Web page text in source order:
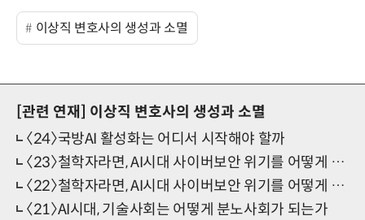
이상직 변호사의 생성과 소멸
[관련 연재]
이상직 변호사의 생성과 소멸
〈24〉국방AI 활성화는 어디서 시작해야 할까
〈23〉철학자라면, AI시대 사이버보안 위기를 어떻게 막을까 (하)
〈22〉철학자라면, AI시대 사이버보안 위기를 어떻게 막을까 (상)
〈21〉AI시대, 기술사회는 어떻게 분노사회가 되는가